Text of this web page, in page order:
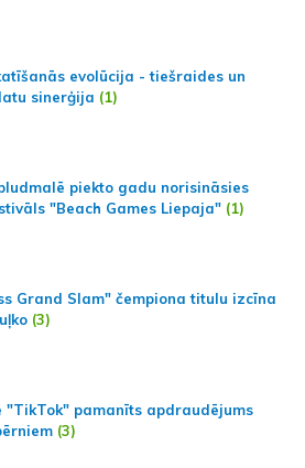
evolūcija - tiešraides un
sinerģija (1)
piekto gadu norisināsies
"Beach Games Liepaja" (1)
Grand Slam" čempiona titulu izcīna
(3)
"TikTok" pamanīts apdraudējums
(3)